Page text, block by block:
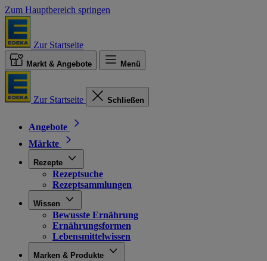
Zum Hauptbereich springen
Zur Startseite
Markt & Angebote Menü
Zur Startseite Schließen
Angebote
Märkte
Rezepte
Rezeptsuche
Rezeptsammlungen
Wissen
Bewusste Ernährung
Ernährungsformen
Lebensmittelwissen
Marken & Produkte